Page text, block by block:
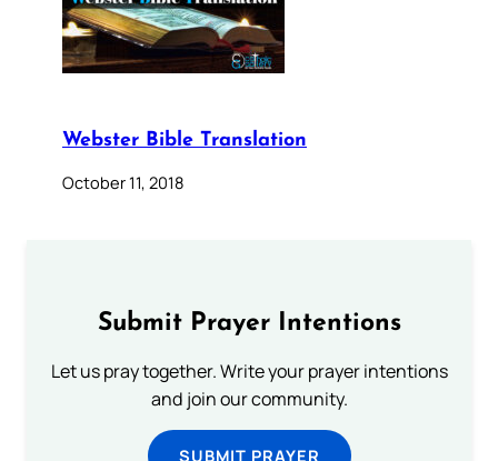
Webster Bible Translation
October 11, 2018
Submit Prayer Intentions
Let us pray together. Write your prayer intentions
and join our community.
SUBMIT PRAYER